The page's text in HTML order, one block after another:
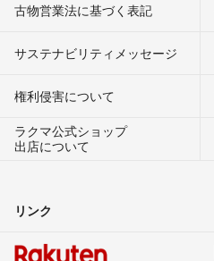
古物営業法に基づく表記
サステナビリティメッセージ
権利侵害について
ラクマ公式ショップ
出店について
リンク